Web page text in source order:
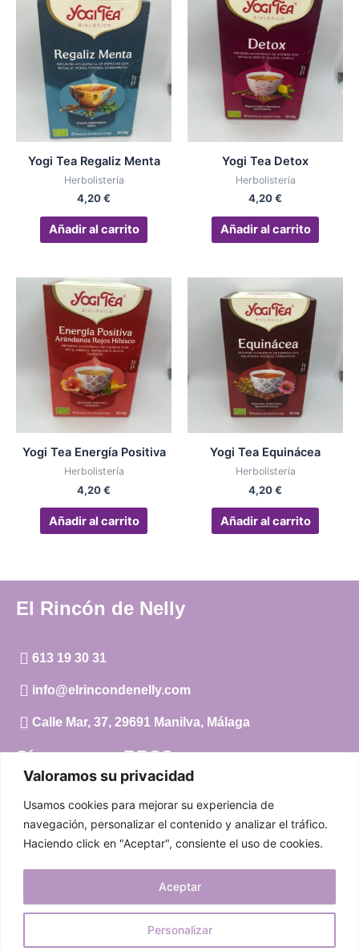
Valoramos su privacidad
Usamos cookies para mejorar su experiencia de
navegación, personalizar el contenido y analizar el tráfico.
Haciendo click en "Aceptar", consiente el uso de cookies.
Personalizar
Aceptar
Yogi Tea Regaliz Menta
Herbolistería
4,20€
Añadir al carrito
Yogi Tea Detox
Herbolistería
4,20€
Añadir al carrito
Yogi Tea Energía Positiva
Herbolistería
4,20€
Añadir al carrito
Yogi Tea Equinácea
Herbolistería
4,20€
Añadir al carrito
El Rincón de Nelly
613 19 30 31
info@elrincondenelly.com
Calle Mar, 37, 29691 Manilva, Málaga
Síguenos en RRSS
Facebook
Política de privacidad